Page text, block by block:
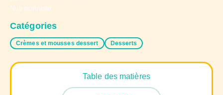
Catégories
Crèmes et mousses dessert Desserts
Table des matières